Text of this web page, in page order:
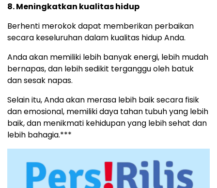
8. Meningkatkan kualitas hidup
Berhenti merokok dapat memberikan perbaikan
secara keseluruhan dalam kualitas hidup Anda.
Anda akan memiliki lebih banyak energi, lebih mudah
bernapas, dan lebih sedikit terganggu oleh batuk
dan sesak napas.
Selain itu, Anda akan merasa lebih baik secara fisik
dan emosional, memiliki daya tahan tubuh yang lebih
baik, dan menikmati kehidupan yang lebih sehat dan
lebih bahagia.***